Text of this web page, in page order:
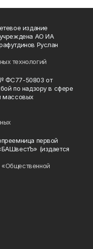
издание
учреждена АО ИА
Руслан
технологий
ФС77-50803 от
по надзору в сфере
массовых
первой
(издается